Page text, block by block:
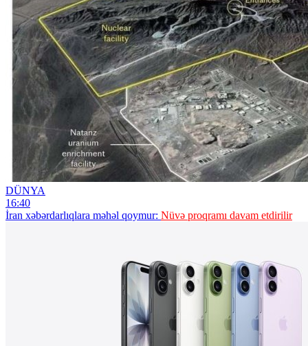
DÜNYA
16:40
İran xəbərdarlıqlara məhəl qoymur: Nüvə proqramı davam etdirilir